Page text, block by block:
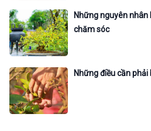
Những nguyên nhân
chăm sóc
Những điều cần